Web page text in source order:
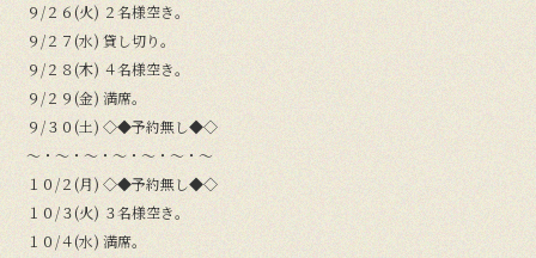
９/２６(火) ２名様空き。
９/２７(水) 貸し切り。
９/２８(木) ４名様空き。
９/２９(金) 満席。
９/３０(土) ◇◆予約無し◆◇
〜・〜・〜・〜・〜・〜・〜
１０/２(月) ◇◆予約無し◆◇
１０/３(火) ３名様空き。
１０/４(水) 満席。